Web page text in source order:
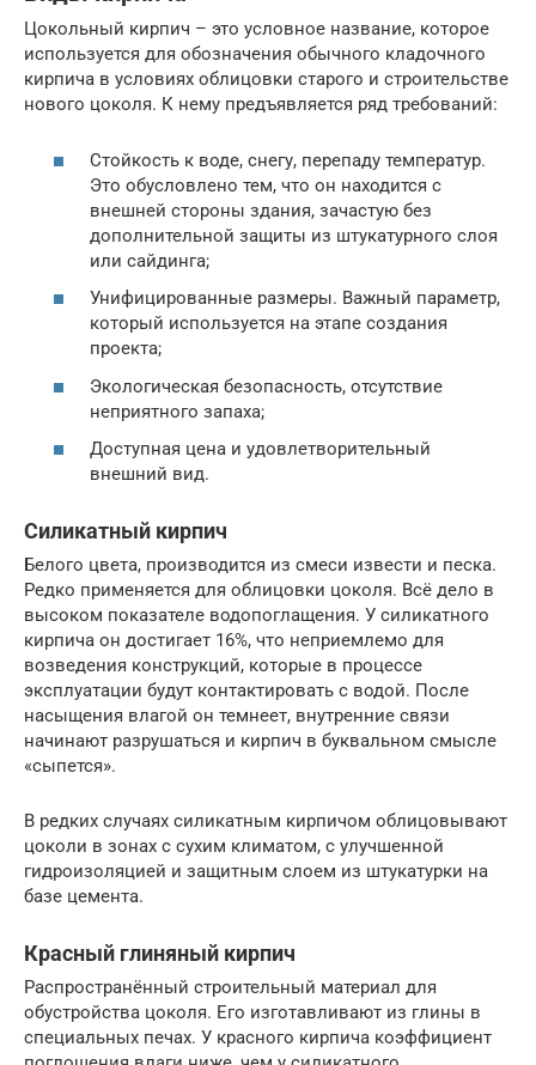
Цокольный кирпич – это условное название, которое
используется для обозначения обычного кладочного
кирпича в условиях облицовки старого и строительстве
нового цоколя. К нему предъявляется ряд требований:
Стойкость к воде, снегу, перепаду температур.
Это обусловлено тем, что он находится с
внешней стороны здания, зачастую без
дополнительной защиты из штукатурного слоя
или сайдинга;
Унифицированные размеры. Важный параметр,
который используется на этапе создания
проекта;
Экологическая безопасность, отсутствие
неприятного запаха;
Доступная цена и удовлетворительный
внешний вид.
Силикатный кирпич
Белого цвета, производится из смеси извести и песка.
Редко применяется для облицовки цоколя. Всё дело в
высоком показателе водопоглащения. У силикатного
кирпича он достигает 16%, что неприемлемо для
возведения конструкций, которые в процессе
эксплуатации будут контактировать с водой. После
насыщения влагой он темнеет, внутренние связи
начинают разрушаться и кирпич в буквальном смысле
«сыпется».
В редких случаях силикатным кирпичом облицовывают
цоколи в зонах с сухим климатом, с улучшенной
гидроизоляцией и защитным слоем из штукатурки на
базе цемента.
Красный глиняный кирпич
Распространённый строительный материал для
обустройства цоколя. Его изготавливают из глины в
специальных печах. У красного кирпича коэффициент